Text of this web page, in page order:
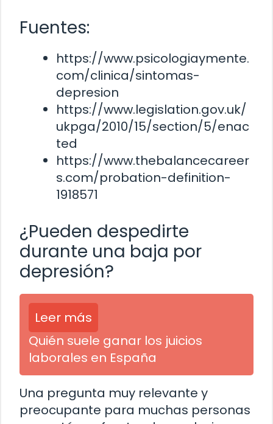
Fuentes:
https://www.psicologiaymente.
com/clinica/sintomas-
depresion
https://www.legislation.gov.uk/
ukpga/2010/15/section/5/enac
ted
https://www.thebalancecareer
s.com/probation-definition-
1918571
¿Pueden despedirte
durante una baja por
depresión?
Leer más
Quién suele ganar los juicios
laborales en España
Una pregunta muy relevante y
preocupante para muchas personas